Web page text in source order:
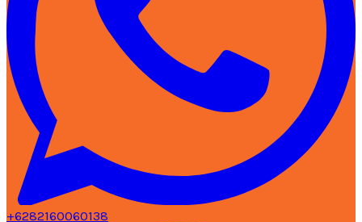
+6282160060138